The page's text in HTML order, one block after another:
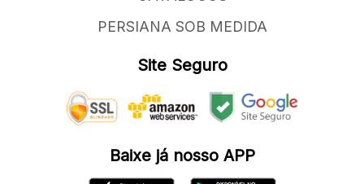
PERSIANA SOB MEDIDA
Site Seguro
Baixe já nosso APP